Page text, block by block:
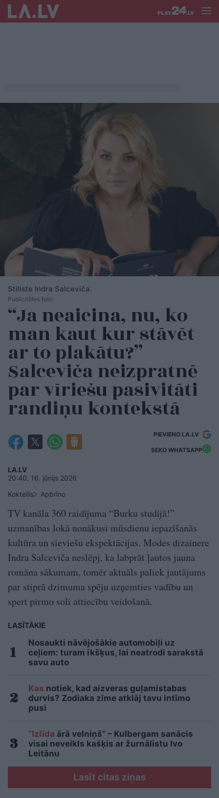
Stiliste Indra Salceviča.
Publicitātes foto
“Ja neaicina, nu, ko
man kaut kur stāvēt
ar to plakātu?”
Salceviča neizpratnē
par vīriešu pasivitāti
randiņu kontekstā
PIEVIENO LA.LV
SEKO WHATSAPP
LA.LV
20:40, 16. jūnijs 2026
Kokteilis
Apbrīno
TV kanāla 360 raidījuma “Burku studijā!”
uzmanības lokā nonākusi mūsdienu iepazīšanās
kultūra un sieviešu ekspektācijas. Modes dizainere
Indra Salceviča neslēpj, ka labprāt ļautos jauna
romāna sākumam, tomēr aktuāls paliek jautājums
par stiprā dzimuma spēju uzņemties vadību un
spert pirmo soli attiecību veidošanā.
LASĪTĀKIE
Nosaukti nāvējošākie automobiļi uz
ceļiem: turam īkšķus, lai neatrodi sarakstā
savu auto
Kas notiek, kad aizveras guļamistabas
durvis? Zodiaka zīme atklāj tavu intīmo
pusi
“Izlīda ārā velniņš” – Kulbergam sanācis
visai neveikls kašķis ar žurnālistu Ivo
Leitānu
Lasīt citas ziņas